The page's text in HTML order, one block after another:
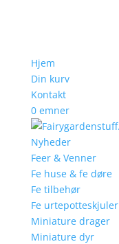
Hjem
Din kurv
Kontakt
0 emner
Nyheder
Feer & Venner
Fe huse & fe døre
Fe tilbehør
Fe urtepotteskjuler
Miniature drager
Miniature dyr